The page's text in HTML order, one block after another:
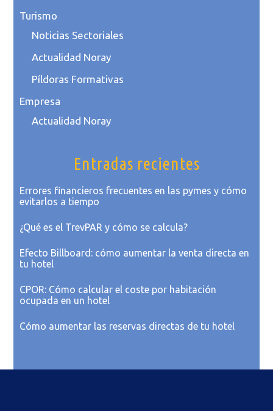
Turismo
Noticias Sectoriales
Actualidad Noray
Píldoras Formativas
Empresa
Actualidad Noray
Entradas recientes
Errores financieros frecuentes en las pymes y cómo
evitarlos a tiempo
¿Qué es el TrevPAR y cómo se calcula?
Efecto Billboard: cómo aumentar la venta directa en
tu hotel
CPOR: Cómo calcular el coste por habitación
ocupada en un hotel
Cómo aumentar las reservas directas de tu hotel